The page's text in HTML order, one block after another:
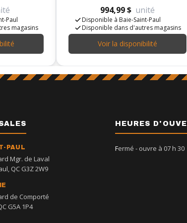
Paul
magasins
994,99 $ unité
Disponible à Baie-Saint-Paul
Disponible dans d'autres magasins
Voir la disponibilité
PAUL
Mgr. de Laval
QC G3Z 2W9
de Comporté
G5A 1P4
HEURES
Fermé - ouvre à 07 h 30